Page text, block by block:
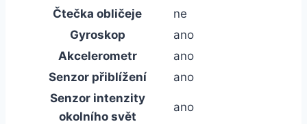
Čtečka obličeje
ne
Gyroskop
ano
Akcelerometr
ano
Senzor přiblížení
ano
Senzor intenzity
okolního svět
ano